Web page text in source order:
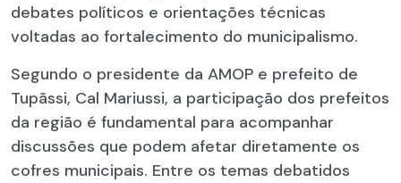
debates políticos e orientações técnicas
voltadas ao fortalecimento do municipalismo.
Segundo o presidente da AMOP e prefeito de
Tupãssi, Cal Mariussi, a participação dos prefeitos
da região é fundamental para acompanhar
discussões que podem afetar diretamente os
cofres municipais. Entre os temas debatidos